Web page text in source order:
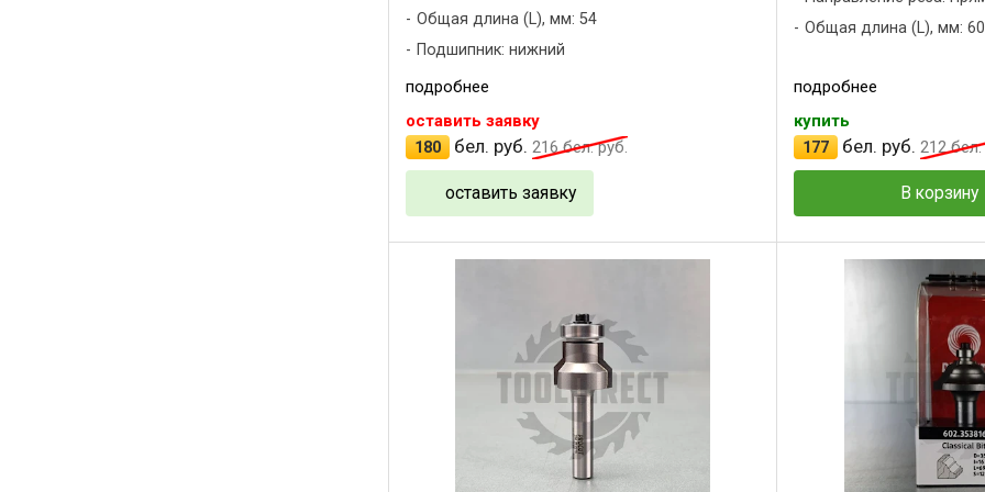
Общая длина (L), мм: 54
Подшипник: нижний
подробнее
оставить заявку
180 бел. руб. 216бел. руб.
оставить заявку
Общая длина (L), мм: 60
подробнее
купить
177
бел. руб. 212бел.
В корзину